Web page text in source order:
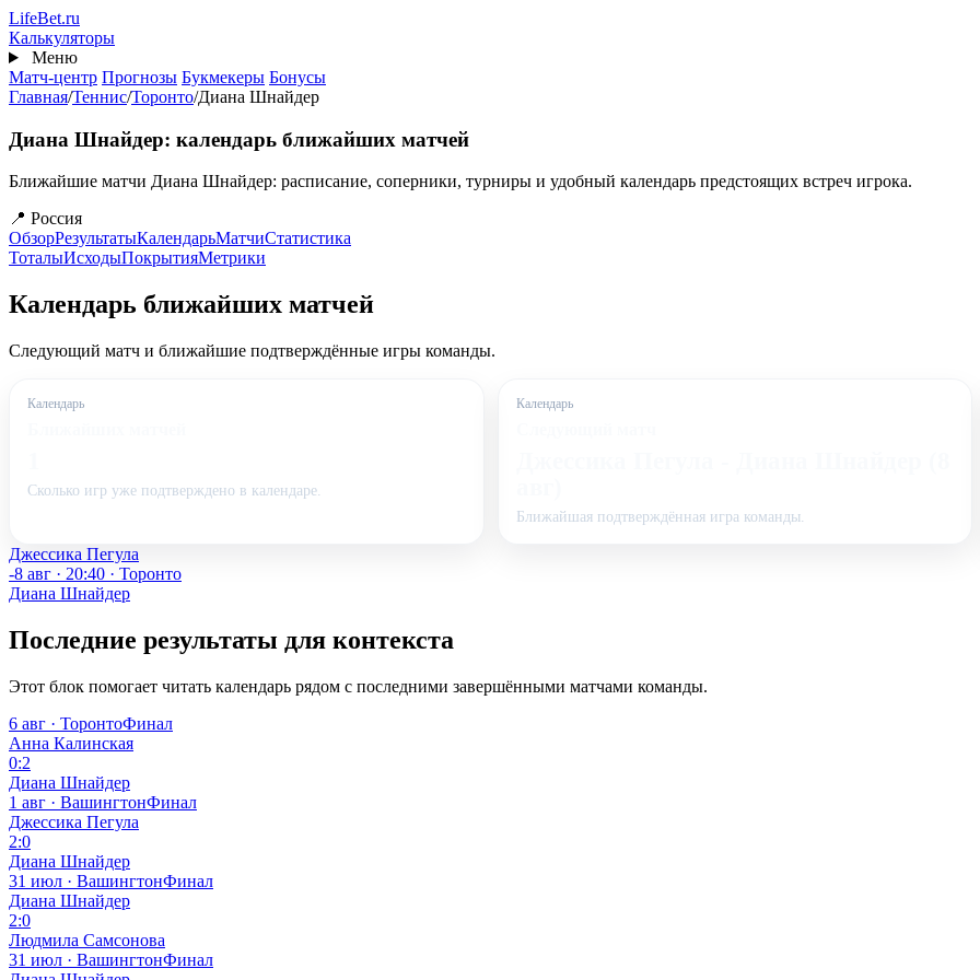
Перейти
к
основному
содержанию
LifeBet.ru
Калькуляторы
Меню
Матч-центр Прогнозы Букмекеры Бонусы
Главная/Теннис/Торонто/Диана Шнайдер
Диана Шнайдер: календарь ближайших матчей
Ближайшие матчи Диана Шнайдер: расписание, соперники, турниры и удобный календарь предстоящих встреч игрока.
📍 Россия
ОбзорРезультатыКалендарьМатчиСтатистика
ТоталыИсходыПокрытияМетрики
Календарь ближайших матчей
Следующий матч и ближайшие подтверждённые игры команды.
Календарь
Сколько игр уже подтверждено в календаре.
Календарь
Ближайшая подтверждённая игра команды.
Джессика Пегула
-8 авг · 20:40 · Торонто
Диана Шнайдер
Последние результаты для контекста
Этот блок помогает читать календарь рядом с последними завершёнными матчами команды.
6 авг · ТоронтоФинал
Анна Калинская
0:2
Диана Шнайдер
1 авг · ВашингтонФинал
Джессика Пегула
2:0
Диана Шнайдер
31 июл · ВашингтонФинал
Диана Шнайдер
2:0
Людмила Самсонова
31 июл · ВашингтонФинал